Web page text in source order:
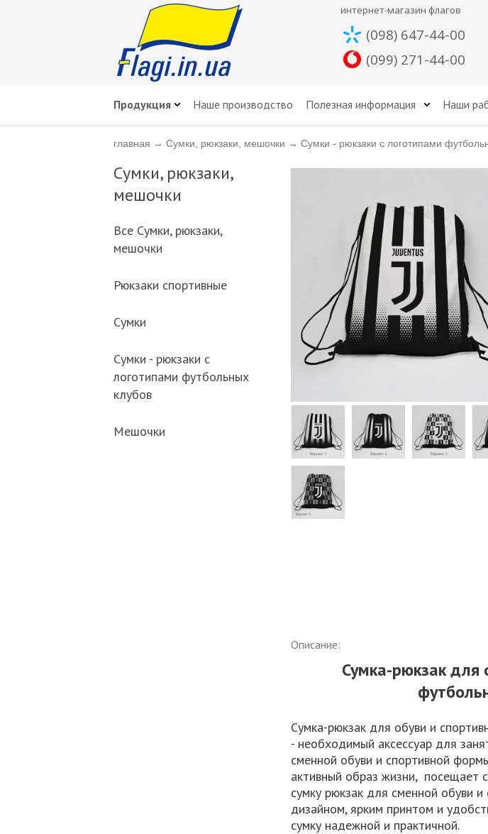
интернет-магазин флагов
(098) 647-44-00
(099) 271-44-00
Продукция Наше производство Полезная информация Наши
главная → Сумки, рюкзаки, мешочки → Сумки - рюкзаки с логотипами
Сумки, рюкзаки,
мешочки
Всe Сумки, рюкзаки,
мешочки
Рюкзаки спортивные
Сумки
Сумки - рюкзаки с
логотипами футбольных
клубов
Мешочки
Описание:
Сумка-рюкзак для
Сумка-рюкзак для обуви и
- необходимый аксессуар для
сменной обуви и спортивной
активный образ жизни, посещает
сумку рюкзак для сменной обуви
дизайном, ярким принтом и
сумку надежной и практичной.